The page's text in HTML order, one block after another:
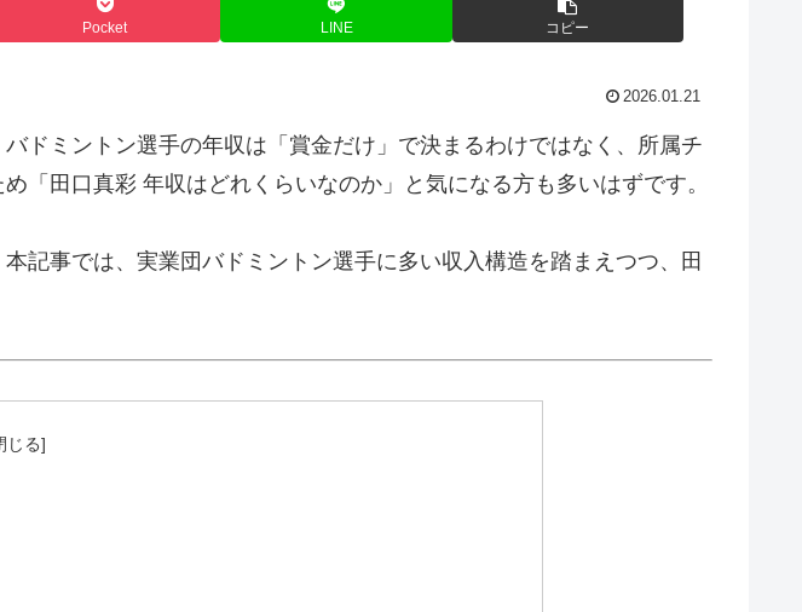
Pocket LINE コピー
2026.01.21
ドミントン選手の年収は「賞金だけ」で決まるわけではなく、所属チ
「田口真彩 年収はどれくらいなのか」と気になる方も多いはずです。
記事では、実業団バドミントン選手に多い収入構造を踏まえつつ、田